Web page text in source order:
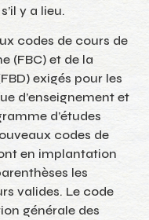
y a lieu.
codes de cours de
(FBC) et de la
exigés pour les
d’enseignement et
d’études
codes de
en implantation
les
valides. Le code
générale des